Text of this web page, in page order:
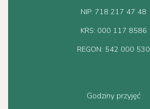
NIP: 718 217 47 48
KRS: 000 117 8586
REGON: 542 000 530
Godziny przyjęć